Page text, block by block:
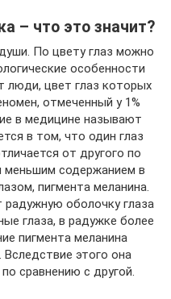
– что это значит?
По цвету глаз можно
особенности
люди, цвет глаз которых
отмеченный у 1%
в медицине называют
в том, что один глаз
от другого по
меньшим содержанием в
пигмента меланина.
оболочку глаза
глаза, в радужке более
пигмента меланина
Вследствие этого она
сравнению с другой.